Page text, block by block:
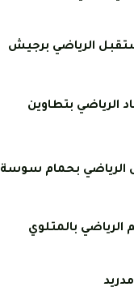
الرياضي برجيش
الرياضي بتطاوين
الرياضي بحمام سوسة
الرياضي بالمتلوي